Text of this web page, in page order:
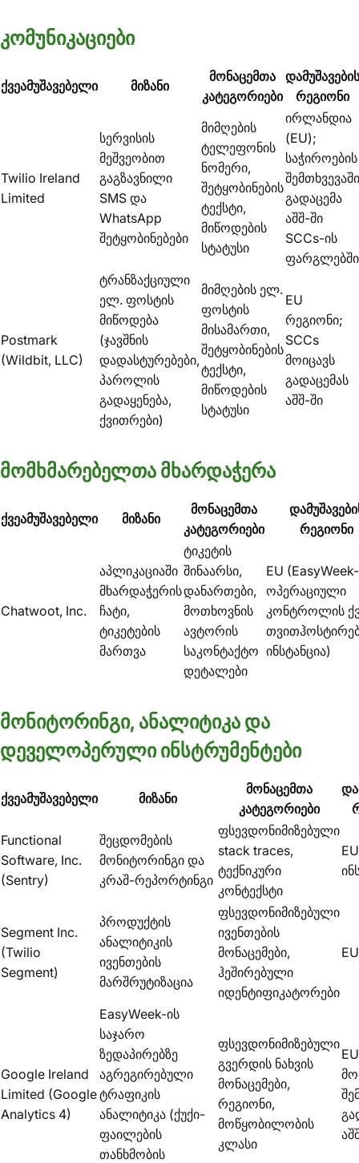
კომუნიკაციები
ქვეამუშავებელი მიზანი
მონაცემთა
კატეგორიები
დამუშავების
რეგიონი
Twilio Ireland
Limited
სერვისის
მეშვეობით
გაგზავნილი
SMS და
WhatsApp
შეტყობინებები
მიმღების
ტელეფონის
ნომერი,
შეტყობინების
ტექსტი,
მიწოდების
სტატუსი
ირლანდია
(EU);
საჭიროების
შემთხვევაში
გადაცემა
აშშ-ში
SCCs-ის
ფარგლებში
Postmark
(Wildbit, LLC)
ტრანზაქციული
ელ. ფოსტის
მიწოდება
(ჯავშნის
დადასტურებები,
პაროლის
გადაყენება,
ქვითრები)
მიმღების ელ.
ფოსტის
მისამართი,
შეტყობინების
ტექსტი,
მიწოდების
სტატუსი
EU
რეგიონი;
SCCs
მოიცავს
გადაცემას
აშშ-ში
მომხმარებელთა მხარდაჭერა
ქვეამუშავებელი მიზანი
მონაცემთა
კატეგორიები
რეგიონი
Chatwoot, Inc.
აპლიკაციაში
მხარდაჭერის
ჩატი,
ტიკეტების
მართვა
ტიკეტის
შინაარსი,
დანართები,
მოთხოვნის
ავტორის
საკონტაქტო
დეტალები
EU
ოპერაციული
კონტროლის
ინსტანცია)
მონიტორინგი, ანალიტიკა და
დეველოპერული ინსტრუმენტები
ქვეამუშავებელი მიზანი
მონაცემთა
კატეგორიები
Functional
Software, Inc.
(Sentry)
შეცდომების
მონიტორინგი და
კრაშ-რეპორტინგი
ფსევდონიმიზებული
stack traces,
ტექნიკური
კონტექსტი
EU
Segment Inc.
(Twilio
Segment)
პროდუქტის
ანალიტიკის
ივენთების
მარშრუტიზაცია
ფსევდონიმიზებული
ივენთების
მონაცემები,
ჰეშირებული
იდენტიფიკატორები
Google Ireland
Limited (Google
Analytics 4)
EasyWeek-ის
საჯარო
ზედაპირებზე
აგრეგირებული
ტრაფიკის
ანალიტიკა (ქუქი-
ფაილების
თანხმობის
ფსევდონიმიზებული
გვერდის ნახვის
მონაცემები,
რეგიონი,
მოწყობილობის
კლასი